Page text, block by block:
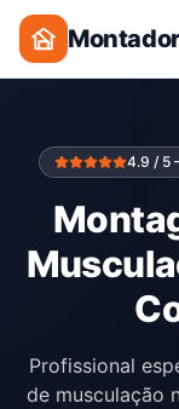
Montador
4.9 / 5
Profissional
de musculação